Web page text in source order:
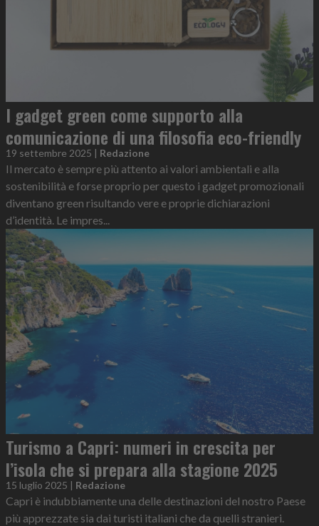
I gadget green come supporto alla
comunicazione di una filosofia eco-friendly
19 settembre 2025 | Redazione
Il mercato è sempre più attento ai valori ambientali e alla
sostenibilità e forse proprio per questo i gadget promozionali
diventano green risultando vere e proprie dichiarazioni
d’identità. Le impres...
Turismo a Capri: numeri in crescita per
l’isola che si prepara alla stagione 2025
15 luglio 2025 | Redazione
Capri è indubbiamente una delle destinazioni del nostro Paese
più apprezzate sia dai turisti italiani che da quelli stranieri.